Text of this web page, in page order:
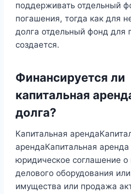
поддерживать отдельный
погашения, тогда как для
долга отдельный фонд для
создается.
Финансируется ли
капитальная
долга?
Капитальная
арендаКапитальная
юридическое соглашение
делового оборудования
имущества или продажа